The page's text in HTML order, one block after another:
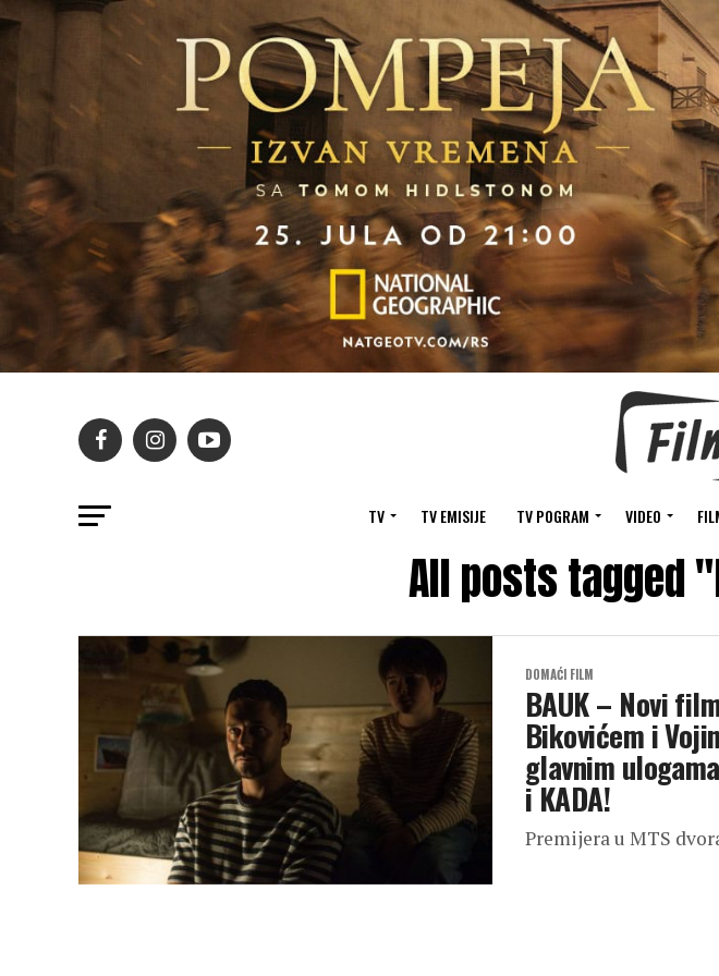
TV TV EMISIJE TV POGRAM VIDEO
All posts tagged
DOMAĆI FILM
BAUK – Novi
Bikovićem i
glavnim
i KADA!
Premijera u MTS